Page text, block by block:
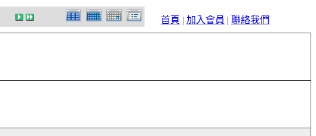
首頁 | 加入會員 | 聯絡我們